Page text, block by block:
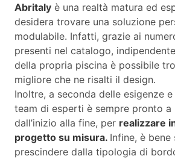
Abritaly è una realtà matura ed
desidera trovare una soluzione
modulabile. Infatti, grazie ai
presenti nel catalogo,
della propria piscina è possibile
migliore che ne risalti il design.
Inoltre, a seconda delle esigenze
team di esperti è sempre pronto a
dall’inizio alla fine, per realizzare
progetto su misura. Infine, è
prescindere dalla tipologia di